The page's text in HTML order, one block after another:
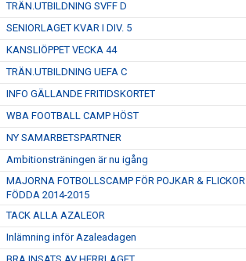
TRÄN.UTBILDNING SVFF D
SENIORLAGET KVAR I DIV. 5
KANSLIÖPPET VECKA 44
TRÄN.UTBILDNING UEFA C
INFO GÄLLANDE FRITIDSKORTET
WBA FOOTBALL CAMP HÖST
NY SAMARBETSPARTNER
Ambitionsträningen är nu igång
MAJORNA FOTBOLLSCAMP FÖR POJKAR & FLICKOR
FÖDDA 2014-2015
TACK ALLA AZALEOR
Inlämning inför Azaleadagen